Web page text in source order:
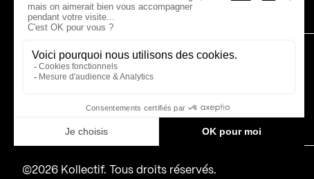
Page Facebook de Kollectif
Page Instagram de Kollectif
Page Linkedin de Kollectif
Partenaires
Bâtiment-Durable-Québec-1
Esquisses-1 MP-1
©2026 Kollectif. Tous droits réservés.